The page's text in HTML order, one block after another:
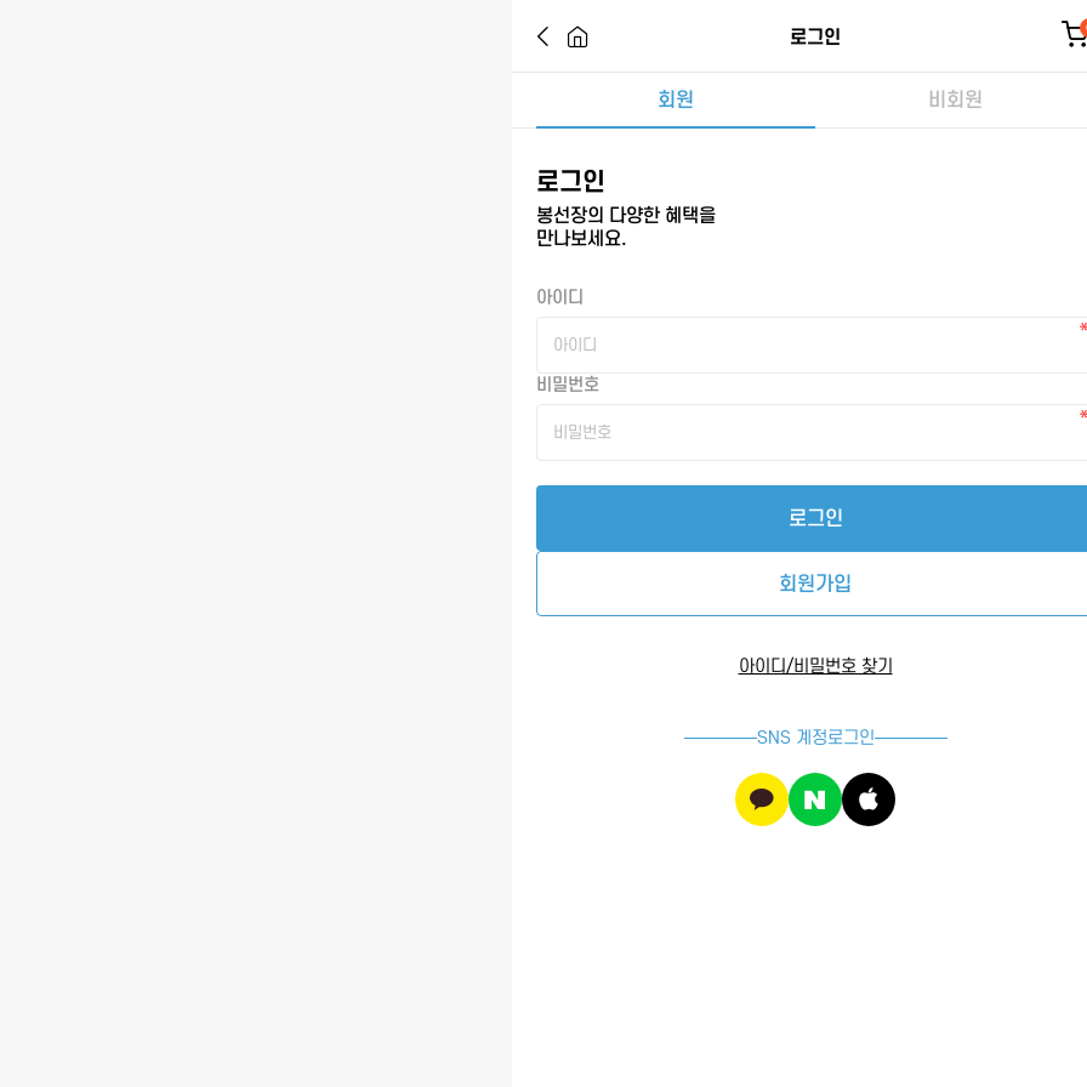
로그인
회원 비회원
로그인
봉선장의 다양한 혜택을
만나보세요.
아이디
비밀번호
로그인
회원가입
아이디/비밀번호 찾기
SNS 계정로그인